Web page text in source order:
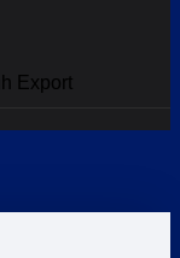
Export